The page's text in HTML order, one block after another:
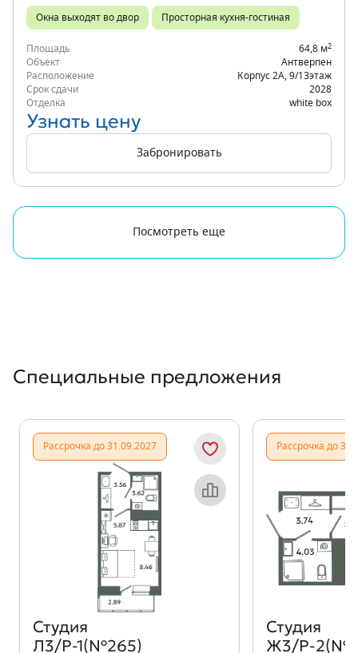
Окна выходят во двор Просторная кухня-гостиная
Площадь 64,8 м2
Объект
Антверпен
Расположение
Корпус 2А 9/13этаж
Срок сдачи
2028
Отделка
white box
Узнать цену
Забронировать
Посмотреть еще
Специальные предложения
Рассрочка до 31.09.2027
Объект месяца
Студия
Л3/Р-1(№265)
Рассрочка до
Студия
Ж3/Р-